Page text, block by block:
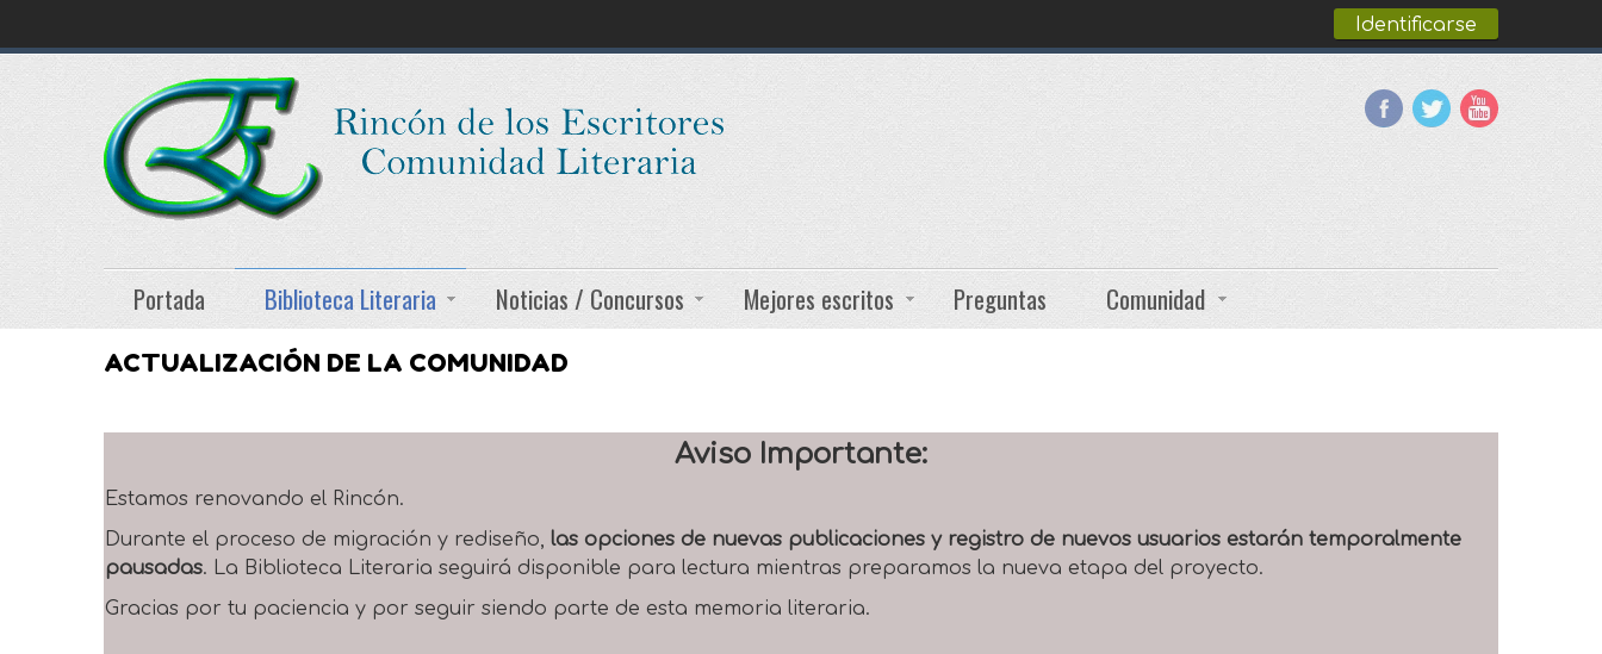
Identificarse
Portada Biblioteca Literaria Noticias / Concursos Mejores escritos Preguntas Comunidad
ACTUALIZACIÓN DE LA COMUNIDAD
Aviso Importante:
Estamos renovando el Rincón.
Durante el proceso de migración y rediseño, las opciones de nuevas publicaciones y registro de nuevos usuarios estarán temporalmente
pausadas. La Biblioteca Literaria seguirá disponible para lectura mientras preparamos la nueva etapa del proyecto.
Gracias por tu paciencia y por seguir siendo parte de esta memoria literaria.